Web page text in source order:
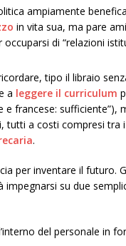
ampiamente
in vita sua, ma pare
di “relazioni
tipo il libraio
a leggere il curriculum
francese: sufficiente”),
a costi compresi tra
.
per inventare il futuro.
su due
del personale in